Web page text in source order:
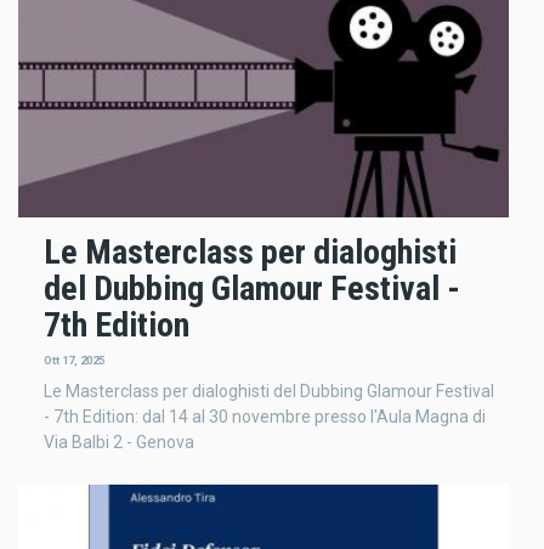
Le Masterclass per dialoghisti
del Dubbing Glamour Festival -
7th Edition
Ott 17, 2025
Le Masterclass per dialoghisti del Dubbing Glamour Festival
- 7th Edition: dal 14 al 30 novembre presso l'Aula Magna di
Via Balbi 2 - Genova